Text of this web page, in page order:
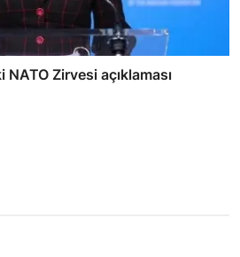
NATO Zirvesi açıklaması